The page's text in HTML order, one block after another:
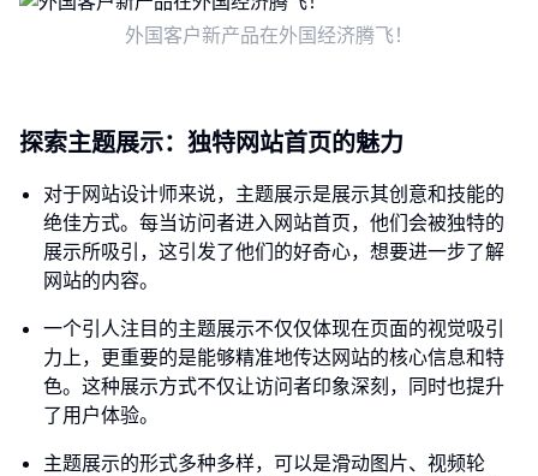
外国客户新产品在外国经济腾飞！
探索主题展示：独特网站首页的魅力
对于网站设计师来说，主题展示是展示其创意和技能的
绝佳方式。每当访问者进入网站首页，他们会被独特的
展示所吸引，这引发了他们的好奇心，想要进一步了解
网站的内容。
一个引人注目的主题展示不仅仅体现在页面的视觉吸引
力上，更重要的是能够精准地传达网站的核心信息和特
色。这种展示方式不仅让访问者印象深刻，同时也提升
了用户体验。
主题展示的形式多种多样，可以是滑动图片、视频轮